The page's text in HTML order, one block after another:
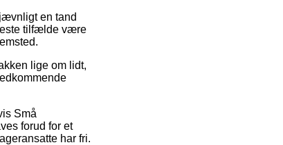
en tand
tilfælde være
lige om lidt,
Små
forud for et
har fri.